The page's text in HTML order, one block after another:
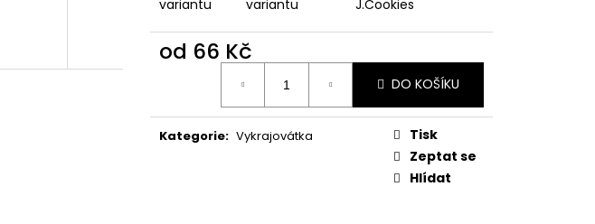
variantu
variantu
J.Cookies
od 66 Kč
DO KOŠÍKU
Kategorie: Vykrajovátka
Tisk
Zeptat se
Hlídat
VYKRAJOVÁTKA PODZIMNÍ KOLEKCE